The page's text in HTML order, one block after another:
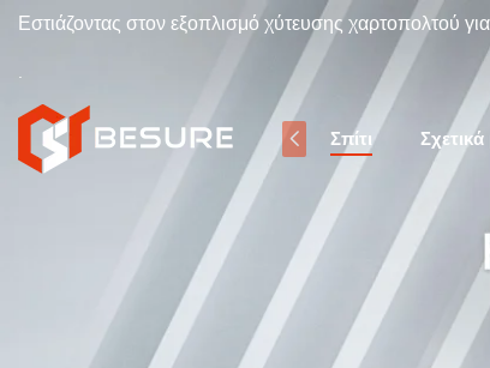
Εστιάζοντας στον εξοπλισμό χύτευσης χαρτοπολτού
Σπίτι Σχετικά